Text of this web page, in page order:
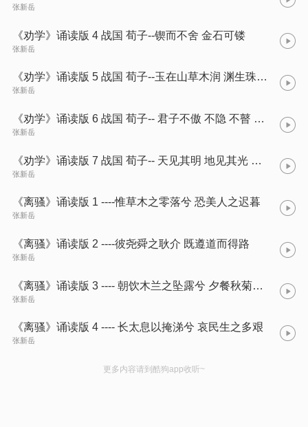
张新岳
《劝学》诵读版 4 战国 荀子--锲而不舍 金石可镂
张新岳
《劝学》诵读版 5 战国 荀子--玉在山草木润 渊生珠崖不枯
张新岳
《劝学》诵读版 6 战国 荀子-- 君子不傲 不隐 不瞽 谨顺其身
张新岳
《劝学》诵读版 7 战国 荀子-- 天见其明 地见其光 君子贵其全也
张新岳
《离骚》诵读版 1 ----惟草木之零落兮 恐美人之迟暮
张新岳
《离骚》诵读版 2 ----彼尧舜之耿介 既遵道而得路
张新岳
《离骚》诵读版 3 ---- 朝饮木兰之坠露兮 夕餐秋菊之落英
张新岳
《离骚》诵读版 4 ---- 长太息以掩涕兮 哀民生之多艰
张新岳
更多内容请到酷狗app收听~